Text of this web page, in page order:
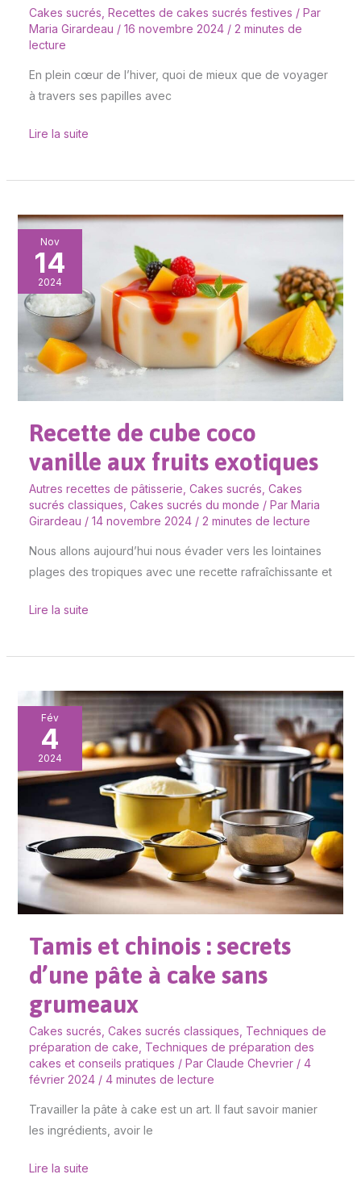
Cakes sucrés Recettes de cakes sucrés festives / Par
Maria Girardeau / 16 novembre 2024 / 2 minutes de
lecture
En plein cœur de l’hiver, quoi de mieux que de voyager
à travers ses papilles avec
Lire la suite
Nov
14
2024
Recette de cube coco
vanille aux fruits exotiques
Autres recettes de pâtisserie Cakes sucrés Cakes
sucrés classiques Cakes sucrés du monde / Par Maria
Girardeau / 14 novembre 2024 / 2 minutes de lecture
Nous allons aujourd’hui nous évader vers les lointaines
plages des tropiques avec une recette rafraîchissante et
Recette
de
cube
coco
vanille
aux
fruits
exotiques
Lire la suite
Fév
4
2024
Tamis et chinois : secrets
d’une pâte à cake sans
grumeaux
Cakes sucrés Cakes sucrés classiques Techniques de
préparation de cake Techniques de préparation des
cakes et conseils pratiques / Par Claude Chevrier / 4
février 2024 / 4 minutes de lecture
Travailler la pâte à cake est un art. Il faut savoir manier
les ingrédients, avoir le
Tamis
chinois
:
secrets
d’une
pâte
cake
sans
Lire la suite